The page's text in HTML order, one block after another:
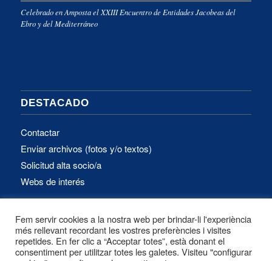
Celebrado en Amposta el XXIII Encuentro de Entidades Jacobeas del
Ebro y del Mediterráneo
DESTACADO
Contactar
Enviar archivos (fotos y/o textos)
Solicitud alta socio/a
Webs de interés
IDIOMA
Català
Fem servir cookies a la nostra web per brindar-li l'experiència
més rellevant recordant les vostres preferències i visites
repetides. En fer clic a “Acceptar totes”, està donant el
consentiment per utilitzar totes les galetes. Visiteu "configurar